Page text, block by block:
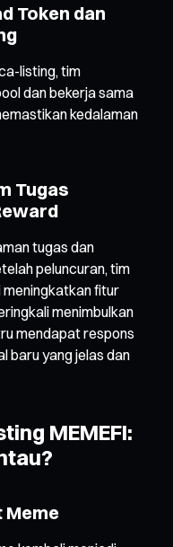
Token dan
listing, tim
dan bekerja sama
kedalaman
Tugas
tugas dan
peluncuran, tim
meningkatkan fitur
menimbulkan
mendapat respons
baru yang jelas dan
MEMEFI:
Meme